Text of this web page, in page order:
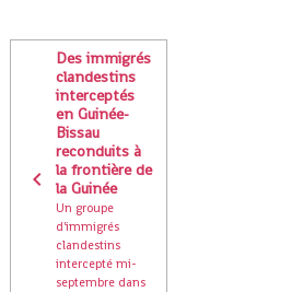
Des immigrés
clandestins
interceptés
en Guinée-
Bissau
reconduits à
la frontière de
la Guinée
Un groupe
d'immigrés
clandestins
intercepté mi-
septembre dans